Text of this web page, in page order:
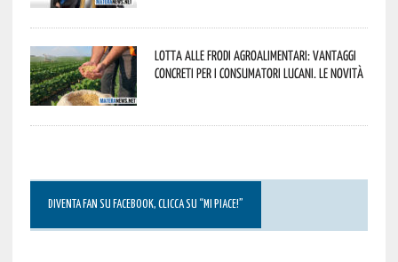
Lotta alle frodi agroalimentari: vantaggi
concreti per i consumatori lucani. Le novità
DIVENTA FAN SU FACEBOOK, CLICCA SU “MI PIACE!”